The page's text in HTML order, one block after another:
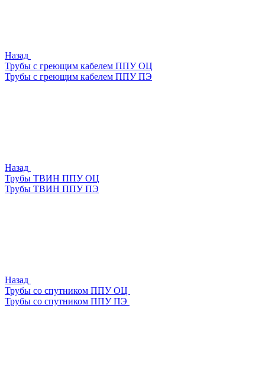
Назад
Трубы с греющим кабелем ППУ ОЦ
Трубы с греющим кабелем ППУ ПЭ
Назад
Трубы ТВИН ППУ ОЦ
Трубы ТВИН ППУ ПЭ
Назад
Трубы со спутником ППУ ОЦ
Трубы со спутником ППУ ПЭ